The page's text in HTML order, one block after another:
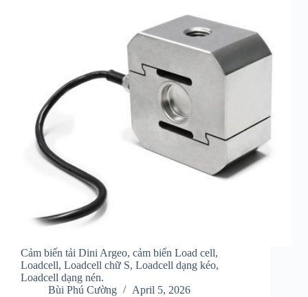
Cảm biến tải Dini Argeo, cảm biến Load cell,
Loadcell, Loadcell chữ S, Loadcell dạng kéo,
Loadcell dạng nén.
Bùi Phú Cường
April 5, 2026